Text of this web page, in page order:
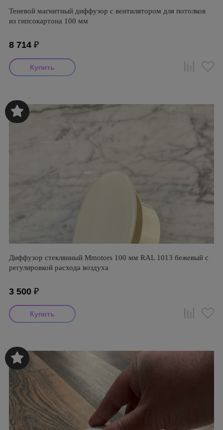
Теневой магнитный диффузор с вентилятором для потолков
из гипсокартона 100 мм
8 714 ₽
Диффузор стеклянный Mmotors 100 мм RAL 1013 бежевый с
регулировкой расхода воздуха
3 500 ₽